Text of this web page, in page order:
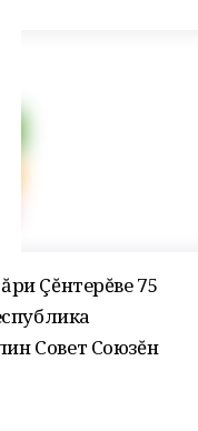
Çĕнтерĕве 75
Совет Союзĕн